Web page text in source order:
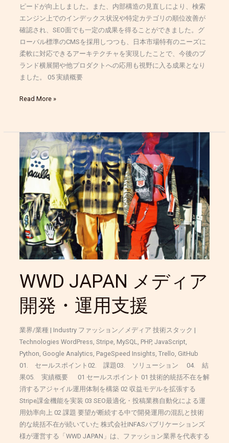
ピードが向上しました。また、内部構造の見直しにより、検索
エンジン上でのインデックス状況や特定カテゴリの順位改善が
確認され、SEO面でも一定の成果を得ることができました。グ
ローバル標準のCMSを採用しつつも、日本市場特有のニーズに
柔軟に対応できるアーキテクチャを実現したことで、今後のブ
ランド横展開や他プロダクトへの応用も視野に入る成果となり
ました。 05 実績概要
Read More »
WWD JAPAN メディア
開発・運用支援
業界/業種 | Industry ファッション／メディア 技術スタック |
Technologies WordPress, Stripe, MySQL, PHP, JavaScript,
Python, Google Analytics, PageSpeed Insights, Trello, GitHub
01. セールスポイント02. 課題03. ソリューション 04. 結
果05. 実績概要 01 セールスポイント 01 技術的統括不在を解
消するアジャイル運用体制を構築 02 収益モデルを拡張する
Stripe課金機能を実装 03 SEO最適化・投稿業務自動化による運
用効率向上 02 課題 要望が断続する中で開発運用の混乱と技術
的な統括不在が続いていた 株式会社INFASパブリケーションズ
様が運営する「WWD JAPAN」は、ファッション業界を代表する
JAPAN
メ
デ
ィ
ア
開
発・
運
用
支